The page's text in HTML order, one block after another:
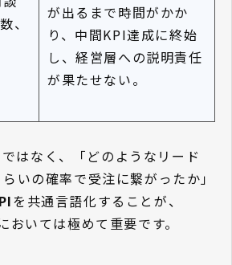
、
が出るまで時間がかか
り、中間KPI達成に終始
し、経営層への説明責任
が果たせない。
はなく、「どのようなリード
いの確率で受注に繋がったか」
を共通言語化することが、
いては極めて重要です。